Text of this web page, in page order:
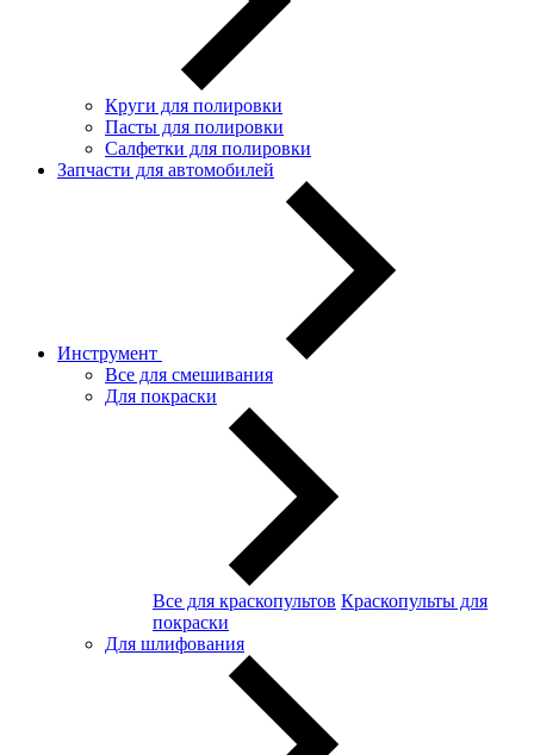
Круги для полировки
Пасты для полировки
Салфетки для полировки
Запчасти для автомобилей
Инструмент
Все для смешивания
Для покраски
Все для краскопультов Краскопульты для
покраски
Для шлифования